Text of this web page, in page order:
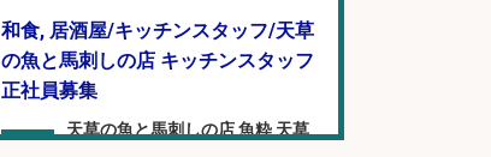
和食, 居酒屋/キッチンスタッフ/天草
の魚と馬刺しの店 キッチンスタッフ
正社員募集
会社名
天草の魚と馬刺しの店 魚粋 天草